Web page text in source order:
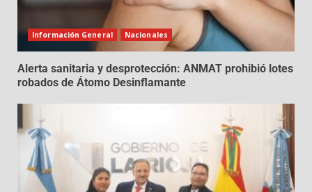
Información General Nacionales
Alerta sanitaria y desprotección: ANMAT prohibió lotes
robados de Átomo Desinflamante